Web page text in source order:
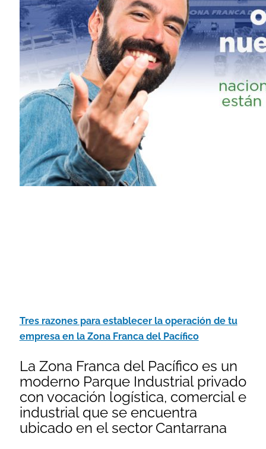
Tres razones para establecer la operación de tu
empresa en la Zona Franca del Pacífico
La Zona Franca del Pacífico es un
moderno Parque Industrial privado
con vocación logística, comercial e
industrial que se encuentra
ubicado en el sector Cantarrana